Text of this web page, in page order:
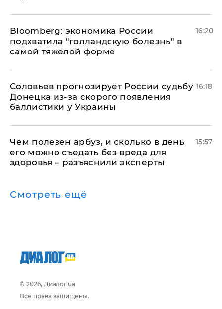
Bloomberg: экономика России
подхватила "голландскую болезнь" в
самой тяжелой форме
16:20
Соловьев прогнозирует России судьбу
Донецка из-за скорого появления
баллистики у Украины
16:18
Чем полезен арбуз, и сколько в день
его можно съедать без вреда для
здоровья – разъяснили эксперты
15:57
Смотреть ещё
© 2026, Диалог.ua
Все права защищены.